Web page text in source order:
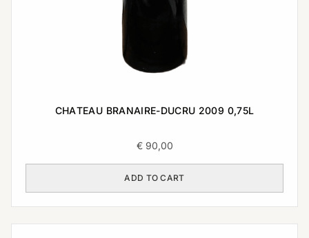
CHATEAU BRANAIRE-DUCRU 2009 0,75L
€90,00
ADD TO CART